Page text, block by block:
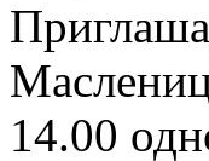
14.00